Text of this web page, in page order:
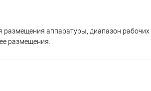
аппаратуры, диапазон рабочих
размещения.